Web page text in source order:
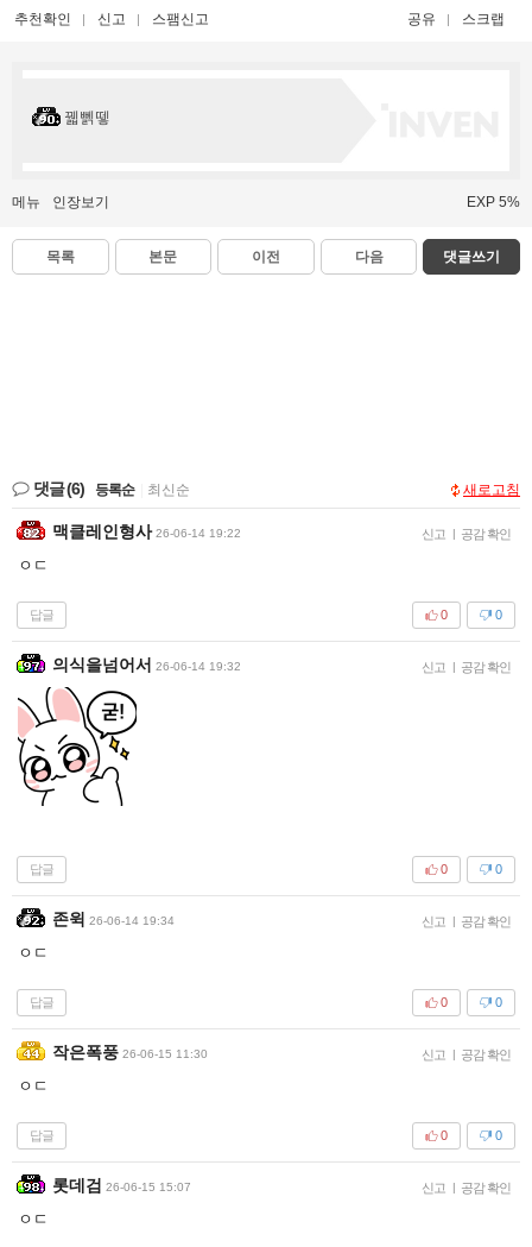
추천확인 신고 스팸신고 공유 스크랩
꿻뻵뗗
메뉴 인장보기 EXP 5%
목록 본문 이전 다음 댓글쓰기
댓글(6) 등록순 최신순 새로고침
맥클레인형사 26-06-14 19:22 신고 | 공감 확인
ㅇㄷ
답글 0
0
의식을넘어서 26-06-14 19:32 신고 | 공감 확인
답글 0
0
존윅 26-06-14 19:34 신고 | 공감 확인
ㅇㄷ
답글 0
0
작은폭풍 26-06-15 11:30 신고 | 공감 확인
ㅇㄷ
답글 0
0
롯데검 26-06-15 15:07 신고 | 공감 확인
ㅇㄷ